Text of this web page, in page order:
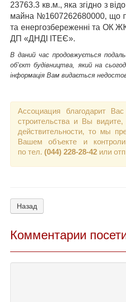
23763.3 кв.м., яка згідно з
майна №1607262680000, що
та енергозбереженні та ОК
ДП «ДНДІ ІТЕЄ».
В даний час продовжується
об’єкт будівництва, який на
інформація Вам видається
Ассоциация благодарит
строительства и Вы
действительности, то мы
Вашем объекте и
по тел. (044) 228-28-42 или
Назад
Комментарии